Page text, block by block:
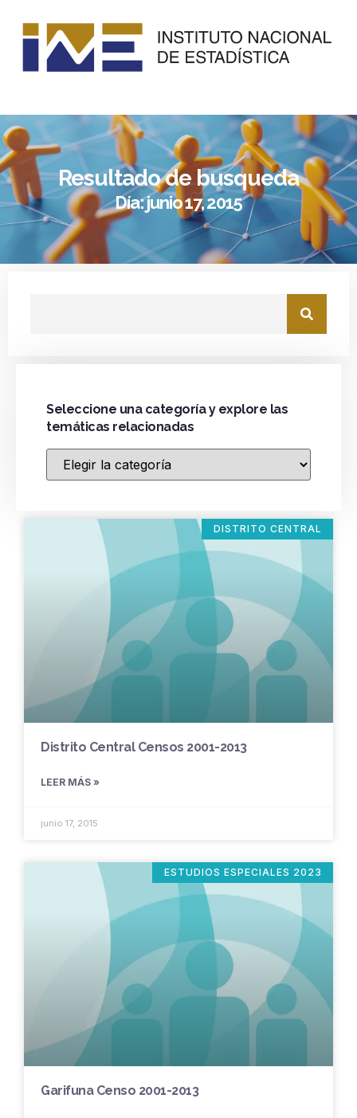
Resultado de busqueda
Día: junio 17, 2015
Seleccione una categoría y explore las
temáticas relacionadas
DISTRITO CENTRAL
Distrito Central Censos 2001-2013
LEER MÁS »
junio 17, 2015
ESTUDIOS ESPECIALES 2023
Garifuna Censo 2001-2013